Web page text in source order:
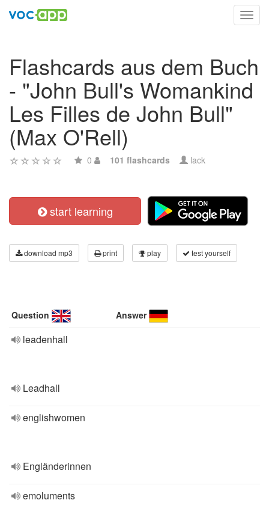
Flashcards aus dem Buch
- "John Bull's Womankind
Les Filles de John Bull"
(Max O'Rell)
0 101 flashcards lack
start learning
download mp3 print play test yourself
Question Answer
leadenhall
Leadhall
englishwomen
Engländerinnen
emoluments